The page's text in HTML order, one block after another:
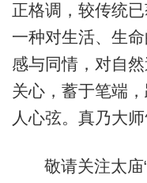
正格调，较传统
一种对生活、生
感与同情，对自
关心，蓄于笔端
人心弦。真乃大
敬请关注太